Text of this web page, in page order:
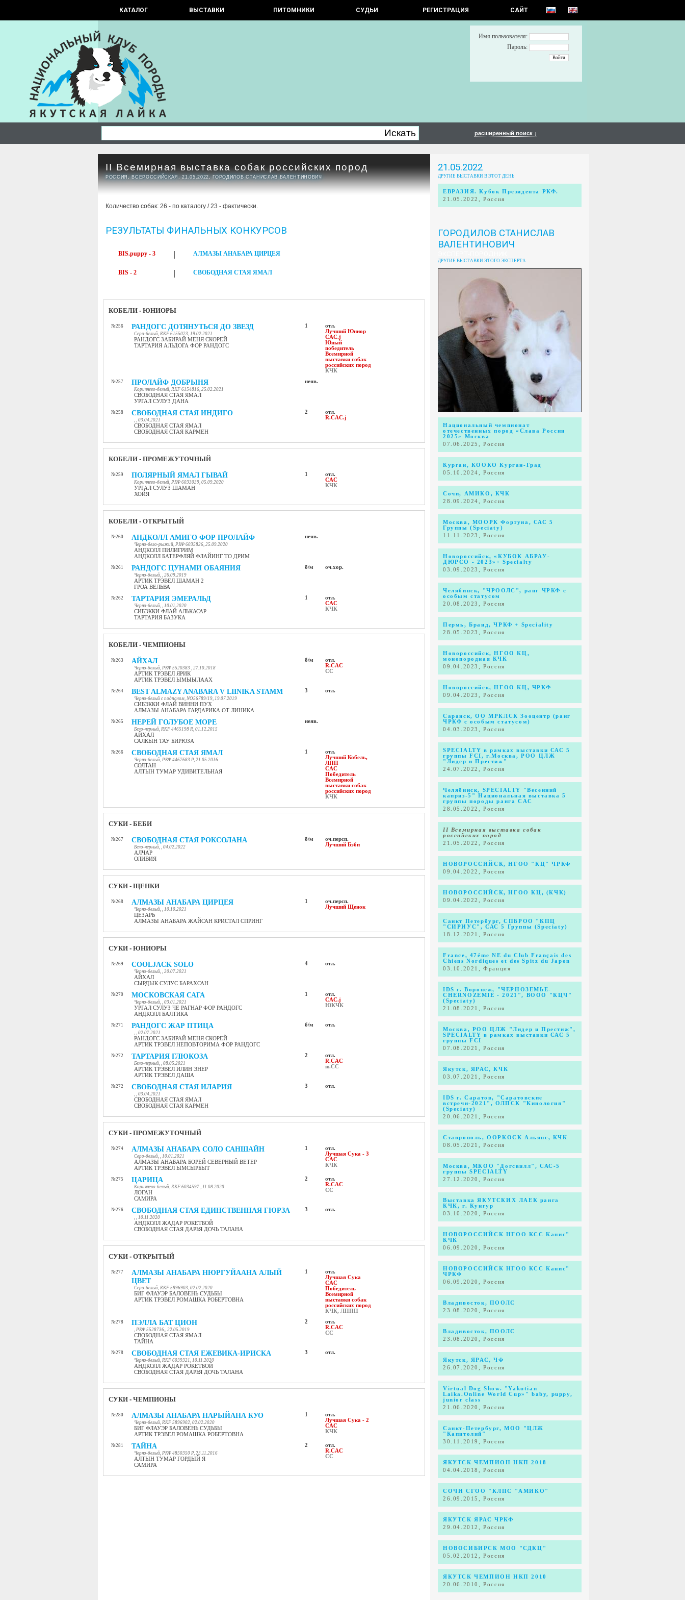
КАТАЛОГ ВЫСТАВКИ ПИТОМНИКИ СУДЬИ РЕГИСТРАЦИЯ САЙТ
Имя пользователя:
Пароль:
расширенный поиск ↓
II Всемирная выставка собак российских пород
РОССИЯ, ВСЕРОССИЙСКАЯ, 21.05.2022, ГОРОДИЛОВ СТАНИСЛАВ ВАЛЕНТИНОВИЧ
Количество собак: 26 - по каталогу / 23 - фактически.
РЕЗУЛЬТАТЫ ФИНАЛЬНЫХ КОНКУРСОВ
BIS.puppy - 3 АЛМАЗЫ АНАБАРА ЦИРЦЕЯ
BIS - 2 СВОБОДНАЯ СТАЯ ЯМАЛ
КОБЕЛИ - ЮНИОРЫ
№256 РАНДОГС ДОТЯНУТЬСЯ ДО ЗВЕЗД
Серо-белый, RKF 6155023, 19.02.2021
РАНДОГС ЗАБИРАЙ МЕНЯ СКОРЕЙ
ТАРТАРИЯ АЛЬДОГА ФОР РАНДОГС
1
отл.
Лучший Юниор
CAC.j
Юный
победитель
Всемирной
выставки собак
российских пород
КЧК
№257 ПРОЛАЙФ ДОБРЫНЯ
Коричнево-белый, RKF 6154816, 25.02.2021
СВОБОДНАЯ СТАЯ ЯМАЛ
УРГАЛ СУЛУЗ ДАНА
неяв.
№258 СВОБОДНАЯ СТАЯ ИНДИГО
, , 03.04.2021
СВОБОДНАЯ СТАЯ ЯМАЛ
СВОБОДНАЯ СТАЯ КАРМЕН
2
отл.
R.CAC.j
КОБЕЛИ - ПРОМЕЖУТОЧНЫЙ
№259 ПОЛЯРНЫЙ ЯМАЛ ГЫВАЙ
Коричнево-белый, РКФ 6033039, 05.09.2020
УРГАЛ СУЛУЗ ШАМАН
ХОЙЯ
1
отл.
CAC
КЧК
КОБЕЛИ - ОТКРЫТЫЙ
№260 АНДКОЛЛ АМИГО ФОР ПРОЛАЙФ
Черно-бело-рыжий, РКФ 6035826, 25.09.2020
АНДКОЛЛ ПИЛИГРИМ
АНДКОЛЛ БАТЕРФЛЯЙ ФЛАЙИНГ ТО ДРИМ
неяв.
№261 РАНДОГС ЦУНАМИ ОБАЯНИЯ
Черно-белый, , 26.09.2019
АРТИК ТРЭВЕЛ ШАМАН 2
ГРОА ВEЛЬВА
б/м оч.хор.
№262 ТАРТАРИЯ ЭМЕРАЛЬД
Черно-белый, , 10.01.2020
СИБЭККИ ФЛАЙ АЛЬКАСАР
ТАРТАРИЯ БАЗУКА
1
отл.
CAC
КЧК
КОБЕЛИ - ЧЕМПИОНЫ
№263 АЙХАЛ
Черно-белый, РКФ 5520383 , 27.10.2018
АРТИК ТРЭВЕЛ ЯРИК
АРТИК ТРЭВЕЛ ЫМЫЫЛААХ
б/м
отл.
R.CAC
СС
№264 BEST ALMAZY ANABARA V LIINIKA STAMM
Черно-белый с подпалом, NO56789/19, 19.07.2019
СИБЭККИ ФЛАЙ ВИННИ ПУХ
АЛМАЗЫ АНАБАРА ГАРДАРИКА ОТ ЛИНИКА
3 отл.
№265 НЕРЕЙ ГОЛУБОЕ МОРЕ
Бело-черный, RKF 4465198 R, 01.12.2015
АЙХАЛ
САЛКЫН ТАУ БИРЮЗА
неяв.
№266 СВОБОДНАЯ СТАЯ ЯМАЛ
Черно-белый, РКФ 4467683 Р, 21.05.2016
СОЛТАН
АЛТЫН ТУМАР УДИВИТЕЛЬНАЯ
1
отл.
Лучший Кобель,
ЛПП
CAC
Победитель
Всемирной
выставки собак
российских пород
КЧК
СУКИ - БЕБИ
№267 СВОБОДНАЯ СТАЯ РОКСОЛАНА
Бело-черный, , 04.02.2022
АЛЧАР
ОЛИВИЯ
б/м
оч.персп.
Лучший Бэби
СУКИ - ЩЕНКИ
№268 АЛМАЗЫ АНАБАРА ЦИРЦЕЯ
Черно-белый, , 10.10.2021
ЦЕЗАРЬ
АЛМАЗЫ АНАБАРА ЖАЙСАН КРИСТАЛ СПРИНГ
1
оч.персп.
Лучший Щенок
СУКИ - ЮНИОРЫ
№269 COOLJACK SOLO
Черно-белый, , 30.07.2021
АЙХАЛ
СЫРДЫК СУЛУС БАРАХСАН
4 отл.
№270 МОСКОВСКАЯ САГА
Черно-белый, , 03.01.2021
УРГАЛ СУЛУЗ ЧЕ РАГНАР ФОР РАНДОГС
АНДКОЛЛ БАЛТИКА
1
отл.
CAC.j
ЮКЧК
№271 РАНДОГС ЖАР ПТИЦА
, , 02.07.2021
РАНДОГС ЗАБИРАЙ МЕНЯ СКОРЕЙ
АРТИК ТРЭВЕЛ НЕПОВТОРИМА ФОР РАНДОГС
б/м отл.
№272 ТАРТАРИЯ ГЛЮКОЗА
Бело-черный, , 08.05.2021
АРТИК ТРЭВЕЛ ИЛИН ЭНЕР
АРТИК ТРЭВЕЛ ДАША
2
отл.
R.CAC
ю.СС
№272 СВОБОДНАЯ СТАЯ ИЛАРИЯ
, , 03.04.2021
СВОБОДНАЯ СТАЯ ЯМАЛ
СВОБОДНАЯ СТАЯ КАРМЕН
3 отл.
СУКИ - ПРОМЕЖУТОЧНЫЙ
№274 АЛМАЗЫ АНАБАРА СОЛО САНШАЙН
Серо-белый, , 10.01.2021
АЛМАЗЫ АНАБАРА БОРЕЙ СЕВЕРНЫЙ ВЕТЕР
АРТИК ТРЭВЕЛ ЫМСЫРБЫТ
1
отл.
Лучшая Сука - 3
CAC
КЧК
№275 ЦАРИЦА
Коричнево-белый, RKF 6034597 , 11.08.2020
ЛОГАН
САМИРА
2
отл.
R.CAC
СС
№276 СВОБОДНАЯ СТАЯ ЕДИНСТВЕННАЯ ГЮРЗА
, , 10.11.2020
АНДКОЛЛ ЖАДАР РОКЕТБОЙ
СВОБОДНАЯ СТАЯ ДАРЬЯ ДОЧЬ ТАЛАНА
3 отл.
СУКИ - ОТКРЫТЫЙ
№277
АЛМАЗЫ АНАБАРА НЮРГУЙААНА АЛЫЙ
ЦВЕТ
Серо-белый, RKF 5896903, 02.02.2020
БИГ ФЛАУЭР БАЛОВЕНЬ СУДЬБЫ
АРТИК ТРЭВЕЛ РОМАШКА РОБЕРТОВНА
1
отл.
Лучшая Сука
CAC
Победитель
Всемирной
выставки собак
российских пород
КЧК, ЛППП
№278 ПЭЛЛА БАТ ЦИОН
, РКФ 5528736,, 22.05.2019
СВОБОДНАЯ СТАЯ ЯМАЛ
ТАЙНА
2
отл.
R.CAC
CC
№278 СВОБОДНАЯ СТАЯ ЕЖЕВИКА-ИРИСКА
Черно-белый, RKF 6039321, 10.11.2020
АНДКОЛЛ ЖАДАР РОКЕТБОЙ
СВОБОДНАЯ СТАЯ ДАРЬЯ ДОЧЬ ТАЛАНА
3 отл.
СУКИ - ЧЕМПИОНЫ
№280 АЛМАЗЫ АНАБАРА НАРЫЙАНА КУО
Черно-белый, RKF 5896902, 02.02.2020
БИГ ФЛАУЭР БАЛОВЕНЬ СУДЬБЫ
АРТИК ТРЭВЕЛ РОМАШКА РОБЕРТОВНА
1
отл.
Лучшая Сука - 2
CAC
КЧК
№281 ТАЙНА
Черно-белый, РКФ 4850350 Р, 23.11.2016
АЛТЫН ТУМАР ГОРДЫЙ Я
САМИРА
2
отл.
R.CAC
СС
21.05.2022
ДРУГИЕ ВЫСТАВКИ В ЭТОТ ДЕНЬ
ЕВРАЗИЯ. Кубок Президента РКФ.
21.05.2022, Россия
ГОРОДИЛОВ СТАНИСЛАВ
ВАЛЕНТИНОВИЧ
ДРУГИЕ ВЫСТАВКИ ЭТОГО ЭКСПЕРТА
Национальный чемпионат
отечественных пород «Слава России
2025» Москва
07.06.2025, Россия
Курган, КООКО Курган-Град
05.10.2024, Россия
Сочи, АМИКО, КЧК
28.09.2024, Россия
Москва, МООРК Фортуна, САС 5
Группы (Speciaty)
11.11.2023, Россия
Новороссийск, «КУБОК АБРАУ-
ДЮРСО - 2023»+ Specialty
03.09.2023, Россия
Челябинск, "ЧРООЛС", ранг ЧРКФ с
особым статусом
20.08.2023, Россия
Пермь, Бранд, ЧРКФ + Speciality
28.05.2023, Россия
Новороссийск, НГОО КЦ,
монопородная КЧК
09.04.2023, Россия
Новороссийск, НГОО КЦ, ЧРКФ
09.04.2023, Россия
Саранск, ОО МРКЛСК Зооцентр (ранг
ЧРКФ с особым статусом)
04.03.2023, Россия
SPECIALTY в рамках выставки САС 5
группы FCI, г.Москва, РОО ЦЛЖ
"Лидер и Престиж"
24.07.2022, Россия
Челябинск, SPECIALTY "Весенний
каприз-5" Национальная выставка 5
группы породы ранга CAC
28.05.2022, Россия
II Всемирная выставка собак
российских пород
21.05.2022, Россия
НОВОРОССИЙСК, НГОО "КЦ" ЧРКФ
09.04.2022, Россия
НОВОРОССИЙСК, НГОО КЦ, (КЧК)
09.04.2022, Россия
Санкт Петербург, СПБРОО "КПЦ
"СИРИУС", САС 5 Группы (Speciaty)
18.12.2021, Россия
France, 47éme NE du Club Français des
Chiens Nordiques et des Spitz du Japon
03.10.2021, Франция
IDS г. Воронеж, "ЧЕРНОЗЕМЬЕ-
CHERNOZEMIE - 2021", ВООО "КЦЧ"
(Speciaty)
21.08.2021, Россия
Москва, РОО ЦЛЖ "Лидер и Престиж",
SPECIALTY в рамках выставки САС 5
группы FCI
07.08.2021, Россия
Якутск, ЯРАС, КЧК
03.07.2021, Россия
IDS г. Саратов, "Саратовские
встречи-2021", ОЛПСК "Кинология"
(Speciaty)
20.06.2021, Россия
Ставрополь, ООРКОСК Альянс, КЧК
08.05.2021, Россия
Москва, МКОО "Догсвилл", САС-5
группы SPECIALTY
27.12.2020, Россия
Выставка ЯКУТСКИХ ЛАЕК ранга
КЧК, г. Кунгур
03.10.2020, Россия
НОВОРОССИЙСК НГОО КСС Канис"
КЧК
06.09.2020, Россия
НОВОРОССИЙСК НГОО КСС Канис"
ЧРКФ
06.09.2020, Россия
Владивосток, ПООЛС
23.08.2020, Россия
Владивосток, ПООЛС
23.08.2020, Россия
Якутск, ЯРАС, ЧФ
26.07.2020, Россия
Virtual Dog Show. "Yakutian
Laika.Online World Cup»" baby, puppy,
junior class
21.06.2020, Россия
Санкт-Петербург, МОО "ЦЛЖ
"Капитолий"
30.11.2019, Россия
ЯКУТСК ЧЕМПИОН НКП 2018
04.04.2018, Россия
СОЧИ СГОО "КЛПС "АМИКО"
26.09.2015, Россия
ЯКУТСК ЯРАС ЧРКФ
29.04.2012, Россия
НОВОСИБИРСК МОО "СДКЦ"
05.02.2012, Россия
ЯКУТСК ЧЕМПИОН НКП 2010
20.06.2010, Россия